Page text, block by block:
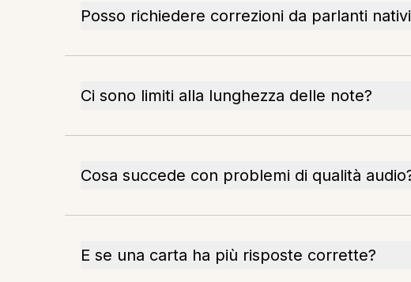
Posso richiedere correzioni da parlanti
Ci sono limiti alla lunghezza delle note?
Cosa succede con problemi di qualità
E se una carta ha più risposte corrette?